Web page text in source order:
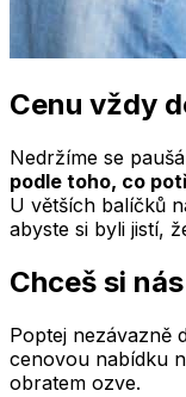
Cenu vždy
Nedržíme se
podle toho, co
U větších balíčků
abyste si byli jistí,
Chceš si
Poptej nezávazně
cenovou nabídku
obratem ozve.